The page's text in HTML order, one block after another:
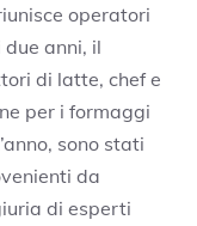
operatori
anni, il
di latte, chef e
per i formaggi
sono stati
da
di esperti